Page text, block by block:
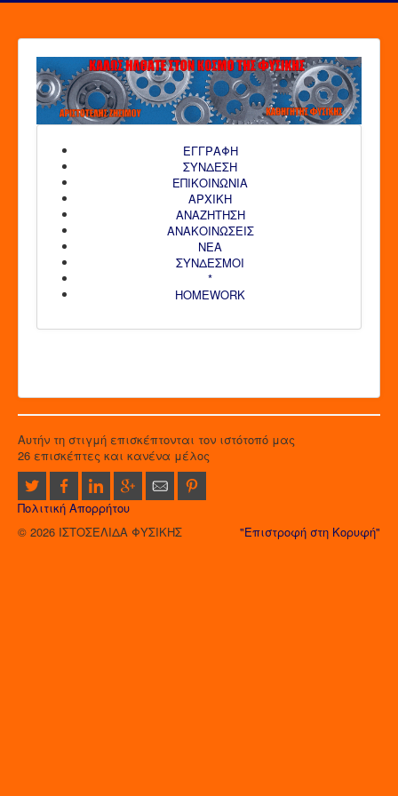
ΕΓΓΡΑΦΗ
ΣΥΝΔΕΣΗ
ΕΠΙΚΟΙΝΩΝΙΑ
ΑΡΧΙΚΗ
AΝΑΖΗΤΗΣΗ
ΑΝΑΚΟΙΝΩΣΕΙΣ
ΝΕΑ
ΣΥΝΔΕΣΜΟΙ
*
HOMEWORK
Αυτήν τη στιγμή επισκέπτονται τον ιστότοπό μας
26 επισκέπτες και κανένα μέλος
Πολιτική Απορρήτου
"Επιστροφή στη Κορυφή"
© 2026 ΙΣΤΟΣΕΛΙΔΑ ΦΥΣΙΚΗΣ